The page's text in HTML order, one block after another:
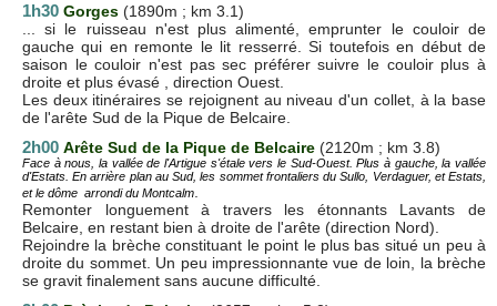
1h30 Gorges (1890m ; km 3.1)
... si le ruisseau n'est plus alimenté, emprunter le couloir de
gauche qui en remonte le lit resserré. Si toutefois en début de
saison le couloir n'est pas sec préférer suivre le couloir plus à
droite et plus évasé , direction Ouest.
Les deux itinéraires se rejoignent au niveau d'un collet, à la base
de l'arête Sud de la Pique de Belcaire.
2h00 Arête Sud de la Pique de Belcaire (2120m ; km 3.8)
Face à nous, la vallée de l'Artigue s'étale vers le Sud-Ouest. Plus à gauche, la vallée
d'Estats. En arrière plan au Sud, les sommet frontaliers du Sullo, Verdaguer, et Estats,
et le dôme arrondi du Montcalm
Remonter longuement à travers les étonnants Lavants de
Belcaire, en restant bien à droite de l'arête (direction Nord).
Rejoindre la brèche constituant le point le plus bas situé un peu à
droite du sommet. Un peu impressionnante vue de loin, la brèche
se gravit finalement sans aucune difficulté.